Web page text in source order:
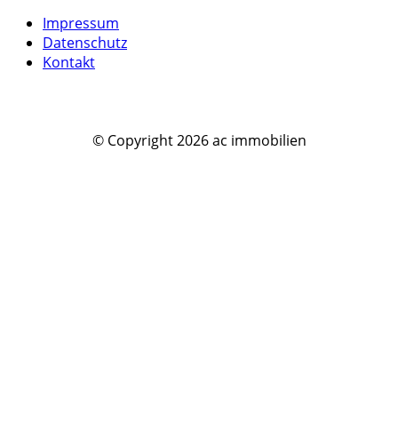
Impressum
Datenschutz
Kontakt
© Copyright2026ac immobilien